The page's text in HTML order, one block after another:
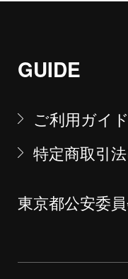
GUIDE
ご利用ガイド
特定商取引
東京都公安委